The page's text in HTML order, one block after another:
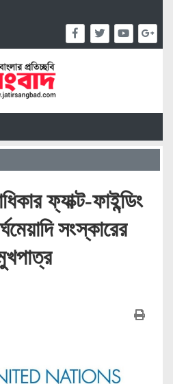
ফ্যাক্ট-ফাইন্ডিং
সংস্কারের